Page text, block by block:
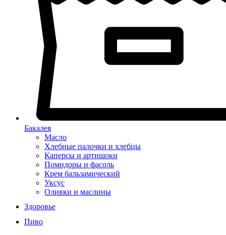
Бакалея
Масло
Хлебные палочки и хлебцы
Каперсы и артишоки
Помидоры и фасоль
Крем бальзамический
Уксус
Оливки и маслины
Здоровье
Пиво